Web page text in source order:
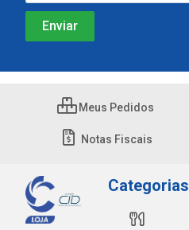
Meus Pedidos
Notas Fiscais
Categorias